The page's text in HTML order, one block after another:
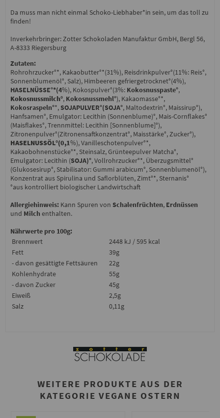
Da muss man nicht einmal Schoko-Liebhaber*in sein, um das toll zu
finden!
Inverkehrbringer: Zotter Schokoladen Manufaktur GmbH, Bergl 56,
A-8333 Riegersburg
Zutaten:
Rohrohrzucker°*, Kakaobutter°*(31%), Reisdrinkpulver°(11%: Reis°,
Sonnenblumenöl°, Salz), Himbeeren gefriergetrocknet°(4%),
HASELNÜSSE°*(4%), Kokospulver°(3%: Kokosnusspaste°,
Kokosnussmilch°, Kokosnussmehl°), Kakaomasse°*,
Kokosraspeln°*,SOJAPULVER°(SOJA°, Maltodextrin°, Maissirup°),
Hanfsamen°, Emulgator: Lecithin (Sonnenblume)°, Mais-Cornflakes°
(Maisflakes°, Trennmittel: Lecithin [Sonnenblume]°),
Zitronenpulver°(Zitronensaftkonzentrat°, Maisstärke°, Zucker°),
HASELNUSSÖL°(0,1%), Vanilleschotenpulver°*,
Kakaobohnenstücke°*, Steinsalz, Grünteepulver Matcha°,
Emulgator: Lecithin (SOJA)°, Vollrohrzucker°*, Überzugsmittel°
(Glukosesirup°, Stabilisator: Gummi arabicum°, Sonnenblumenöl°),
Konzentrat aus Spirulina und Saflorblüten, Zimt°*, Sternanis°
°aus kontrolliert biologischer Landwirtschaft
Allergiehinweis: Kann Spuren von Schalenfrüchten, Erdnüssen
und Milch enthalten.
Nährwerte pro 100g:
Brennwert
2448 kJ / 595 kcal
Fett
39g
- davon gesättigte Fettsäuren
22g
Kohlenhydrate
55g
- davon Zucker
45g
Eiweiß
2,5g
Salz
0,11g
WEITERE PRODUKTE AUS DER
KATEGORIE VEGANE OSTERN